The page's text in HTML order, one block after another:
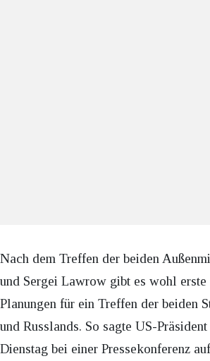
Nach dem Treffen der beiden
und Sergei Lawrow gibt es wohl erste
Planungen für ein Treffen der beiden
und Russlands. So sagte US-
Dienstag bei einer Pressekonferenz